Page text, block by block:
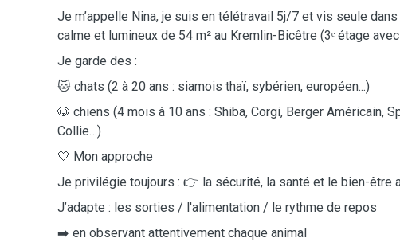
Je m’appelle Nina, je suis en télétravail 5j/7 et vis seule
calme et lumineux de 54 m² au Kremlin-Bicêtre (3ᵉ étage
Je garde des :
🐱 chats (2 à 20 ans : siamois thaï, sybérien, européen...)
🐶 chiens (4 mois à 10 ans : Shiba, Corgi, Berger Américain,
Collie…)
🤍 Mon approche
Je privilégie toujours : 👉 la sécurité, la santé et le bien-être
J’adapte : les sorties / l'alimentation / le rythme de repos
➡️ en observant attentivement chaque animal